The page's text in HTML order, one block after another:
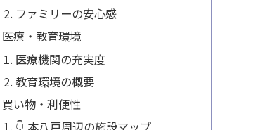
ファミリーの安心感
医療・教育環境
医療機関の充実度
教育環境の概要
買い物・利便性